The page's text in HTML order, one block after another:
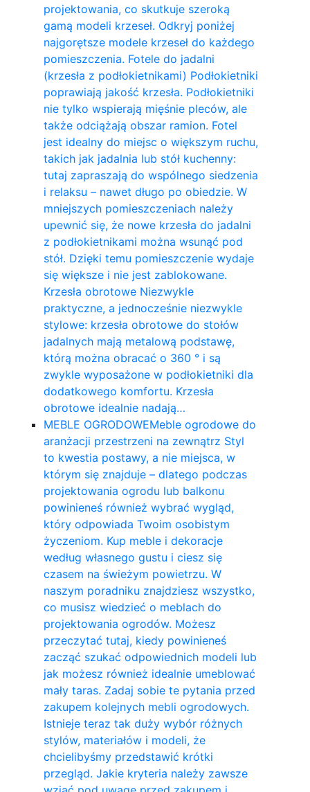
projektowania, co skutkuje szeroką
gamą modeli krzeseł. Odkryj poniżej
najgorętsze modele krzeseł do każdego
pomieszczenia. Fotele do jadalni
(krzesła z podłokietnikami) Podłokietniki
poprawiają jakość krzesła. Podłokietniki
nie tylko wspierają mięśnie pleców, ale
także odciążają obszar ramion. ​Fotel
jest idealny do miejsc o większym ruchu,
takich jak jadalnia lub stół kuchenny:
tutaj zapraszają do wspólnego siedzenia
i relaksu – nawet długo po obiedzie. W
mniejszych pomieszczeniach należy
upewnić się, że nowe krzesła do jadalni
z podłokietnikami można wsunąć pod
stół. Dzięki temu pomieszczenie wydaje
się większe i nie jest zablokowane.
Krzesła obrotowe Niezwykle
praktyczne, a jednocześnie niezwykle
stylowe: krzesła obrotowe do stołów
jadalnych mają metalową podstawę,
którą można obracać o 360 ° i są
zwykle wyposażone w podłokietniki dla
dodatkowego komfortu. Krzesła
obrotowe idealnie nadają…
MEBLE OGRODOWEMeble ogrodowe do
aranżacji przestrzeni na zewnątrz Styl
to kwestia postawy, a nie miejsca, w
którym się znajduje – dlatego podczas
projektowania ogrodu lub balkonu
powinieneś również wybrać wygląd,
który odpowiada Twoim osobistym
życzeniom. Kup meble i dekoracje
według własnego gustu i ciesz się
czasem na świeżym powietrzu. W
naszym poradniku znajdziesz wszystko,
co musisz wiedzieć o meblach do
projektowania ogrodów. Możesz
przeczytać tutaj, kiedy powinieneś
zacząć szukać odpowiednich modeli lub
jak możesz również idealnie umeblować
mały taras. Zadaj sobie te pytania przed
zakupem kolejnych mebli ogrodowych.
Istnieje teraz tak duży wybór różnych
stylów, materiałów i modeli, że
chcielibyśmy przedstawić krótki
przegląd. Jakie kryteria należy zawsze